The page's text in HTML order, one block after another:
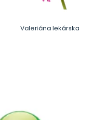
Valeriána lekárska